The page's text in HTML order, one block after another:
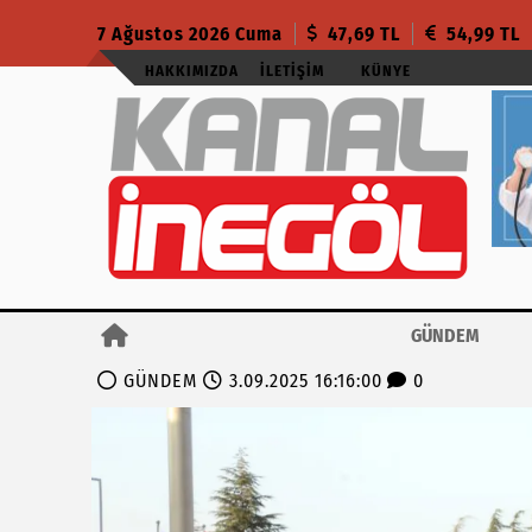
7 Ağustos 2026 Cuma 47,69 TL 54,99 TL
HAKKIMIZDA İLETIŞIM KÜNYE
GÜNDEM
GÜNDEM
3.09.2025 16:16:00 0